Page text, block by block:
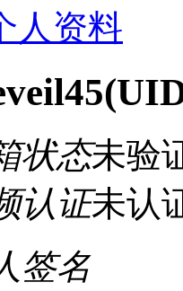
人资料
状态未验
认证未认
签名